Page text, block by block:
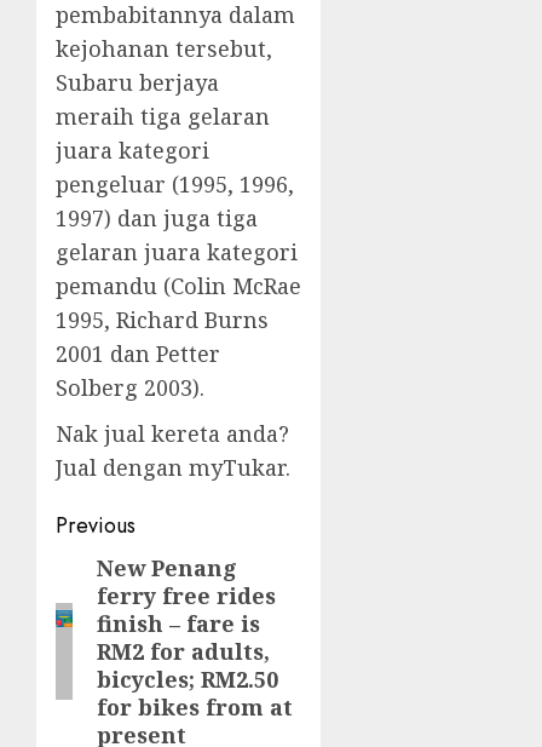
pembabitannya dalam
kejohanan tersebut,
Subaru berjaya
meraih tiga gelaran
juara kategori
pengeluar (1995, 1996,
1997) dan juga tiga
gelaran juara kategori
pemandu (Colin McRae
1995, Richard Burns
2001 dan Petter
Solberg 2003).
Nak jual kereta anda?
Jual dengan myTukar.
Post
navigation
Previous
Previous
post:
New Penang
ferry free rides
finish – fare is
RM2 for adults,
bicycles; RM2.50
for bikes from at
present